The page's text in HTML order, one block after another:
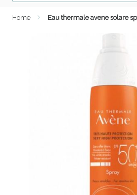
Home Eau thermale avene solare
solo per OGGI!